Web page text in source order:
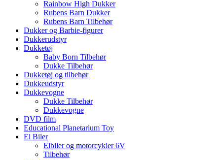
Rainbow High Dukker
Rubens Barn Dukker
Rubens Barn Tilbehør
Dukker og Barbie-figurer
Dukkerudstyr
Dukketøj
Baby Born Tilbehør
Dukke Tilbehør
Dukketøj og tilbehør
Dukkeudstyr
Dukkevogne
Dukke Tilbehør
Dukkevogne
DVD film
Educational Planetarium Toy
El Biler
Elbiler og motorcykler 6V
Tilbehør